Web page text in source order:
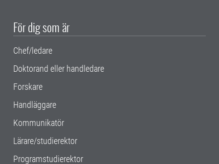
För dig som är
Chef/ledare
Doktorand eller handledare
Forskare
Handläggare
Kommunikatör
Lärare/studierektor
Programstudierektor